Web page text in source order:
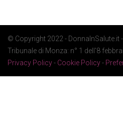
© Copyright 2022 - DonnaInSalute.it
Tribunale di Monza: n° 1 dell'8
Privacy Policy- Cookie Policy-